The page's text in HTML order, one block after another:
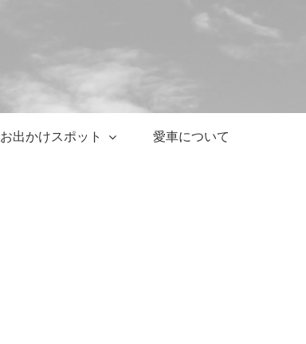
お出かけスポット 愛車について